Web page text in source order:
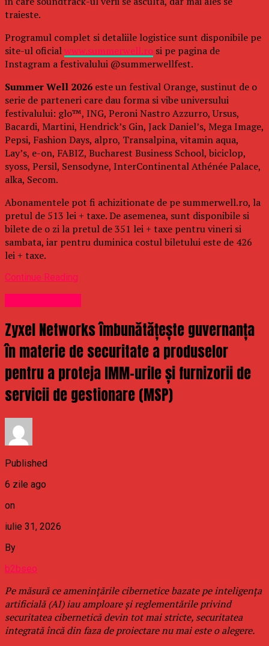
traieste.
Programul complet si detaliile logistice sunt disponibile pe
site-ul oficialwww.summerwell.ro si pe pagina de
Instagram a festivalului @summerwellfest.
Summer Well 2026 este un festival Orange, sustinut de o
serie de parteneri care dau forma si vibe universului
festivalului: glo™, ING, Peroni Nastro Azzurro, Ursus,
Bacardi, Martini, Hendrick’s Gin, Jack Daniel’s, Mega Image,
Pepsi, Fashion Days, alpro, Transalpina, vitamin aqua,
Lay’s, e-on, FABIZ, Bucharest Business School, biciclop,
syoss, Persil, Sensodyne, InterContinental Athénée Palace,
alka, Secom.
Abonamentele pot fi achizitionate de pe summerwell.ro, la
pretul de 513 lei + taxe. De asemenea, sunt disponibile si
bilete de o zi la pretul de 351 lei + taxe pentru vineri si
sambata, iar pentru duminica costul biletului este de 426
lei + taxe.
Continue Reading
Zyxel Networks îmbunătățește guvernanța
în materie de securitate a produselor
pentru a proteja IMM-urile și furnizorii de
servicii de gestionare (MSP)
Published
6 zile ago
on
iulie 31, 2026
By
b2bseo
Pe măsură ce amenințările cibernetice bazate pe inteligența
artificială (AI) iau amploare și reglementările privind
securitatea cibernetică devin tot mai stricte, securitatea
integrată încă din faza de proiectare nu mai este o alegere.